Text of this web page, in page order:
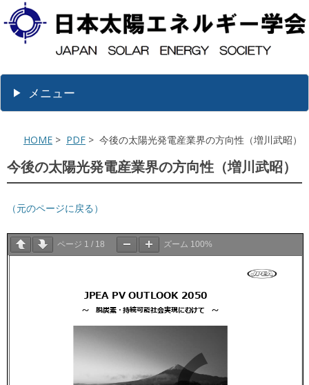
メニュー
HOME > PDF > 今後の太陽光発電産業界の方向性（増川武昭）
今後の太陽光発電産業界の方向性（増川武昭）
（元のページに戻る）
ページ 1 / 18 ズーム 100%